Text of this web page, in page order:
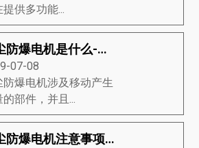
提供多功能...
粉尘防爆电机是什么-掌握粉尘防爆电机的分类、材料组、重要性等知识详解
07-08
防爆电机涉及移动产生
的部件，并且...
粉尘防爆电机注意事项-粉尘防爆电机的分类、代码字母、防爆类型等知识详解